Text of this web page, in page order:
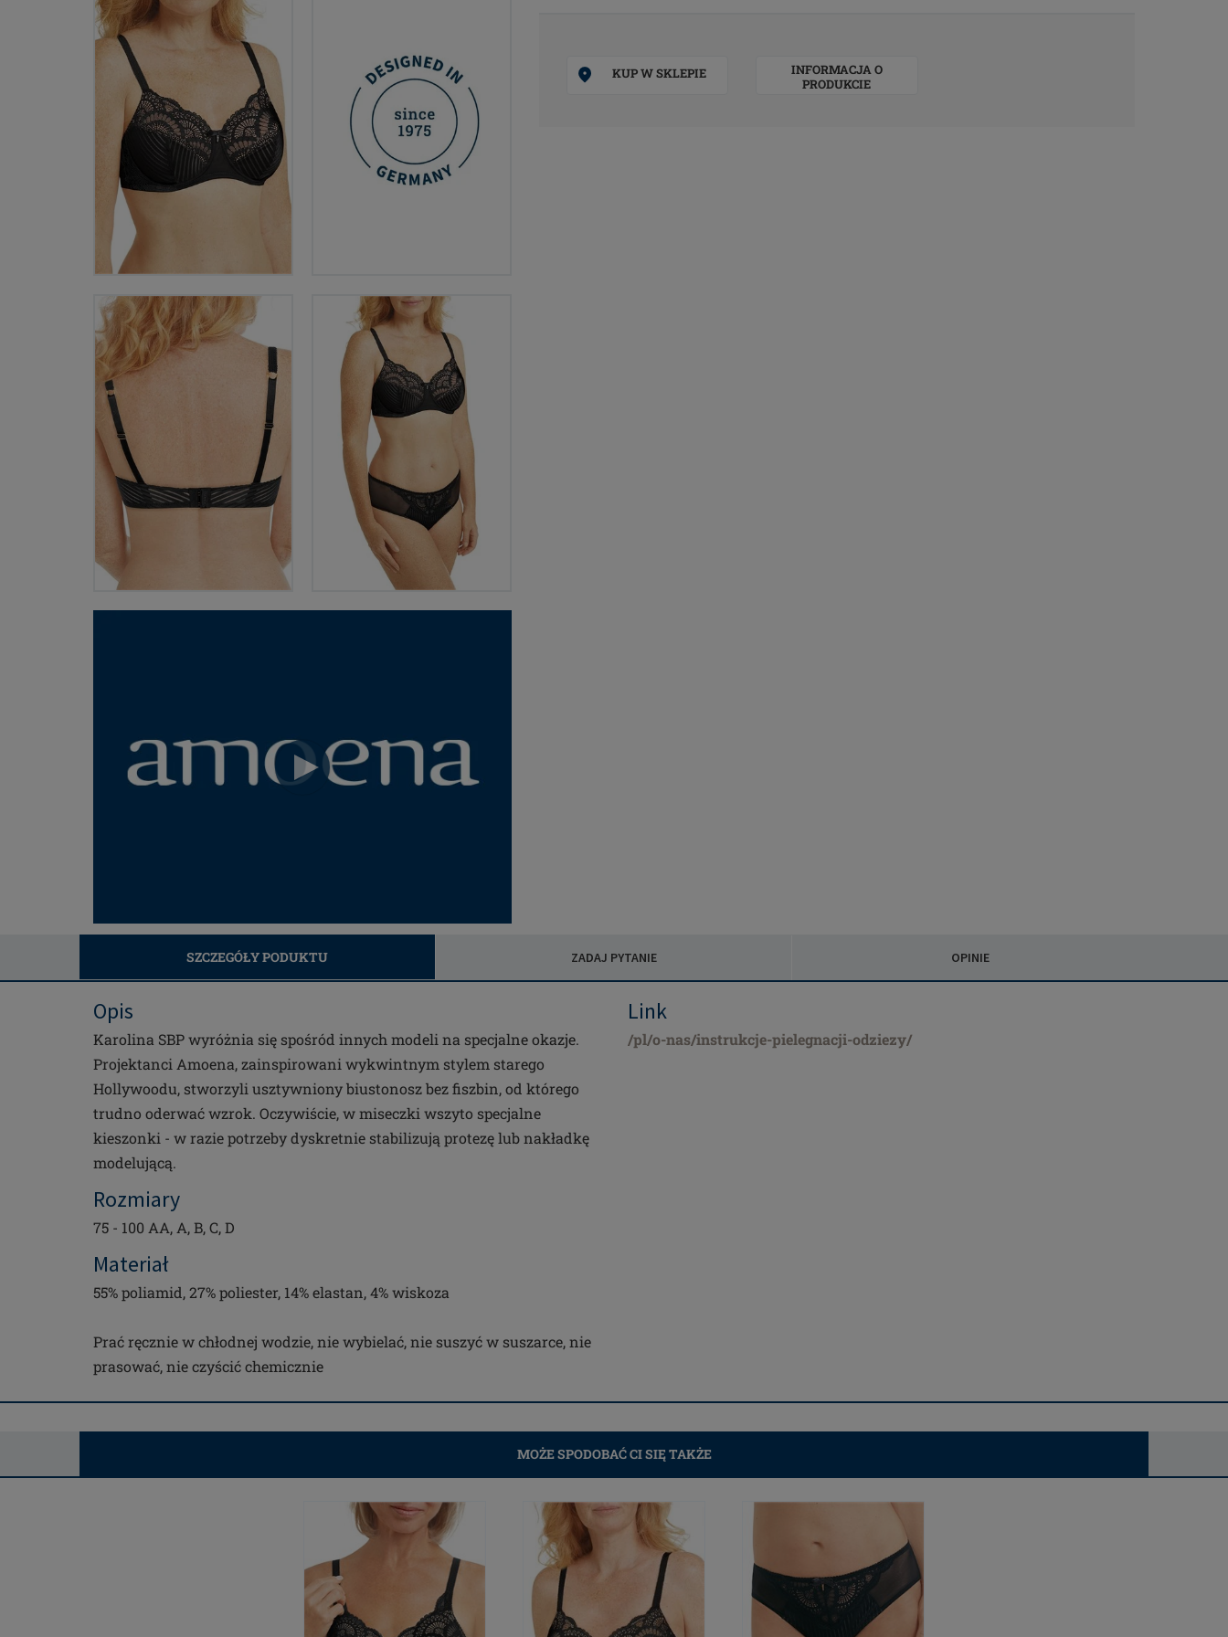
KUP W SKLEPIE
INFORMACJA O
PRODUKCIE
SZCZEGÓŁY PODUKTU ZADAJ PYTANIE OPINIE
Opis
Karolina SBP wyróżnia się spośród innych modeli na specjalne okazje.
Projektanci Amoena, zainspirowani wykwintnym stylem starego
Hollywoodu, stworzyli usztywniony biustonosz bez fiszbin, od którego
trudno oderwać wzrok. Oczywiście, w miseczki wszyto specjalne
kieszonki - w razie potrzeby dyskretnie stabilizują protezę lub nakładkę
modelującą.
Rozmiary
75 - 100 AA, A, B, C, D
Materiał
55% poliamid, 27% poliester, 14% elastan, 4% wiskoza
Prać ręcznie w chłodnej wodzie, nie wybielać, nie suszyć w suszarce, nie
prasować, nie czyścić chemicznie
Link
/pl/o-nas/instrukcje-pielegnacji-odziezy/
MOŻE SPODOBAĆ CI SIĘ TAKŻE